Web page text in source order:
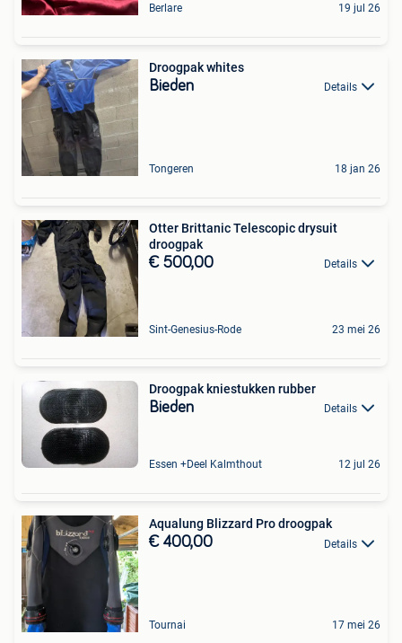
Berlare 19 jul 26
Droogpak whites
Bieden Details
Tongeren 18 jan 26
Otter Brittanic Telescopic drysuit
droogpak
€ 500,00 Details
Sint-Genesius-Rode 23 mei 26
Droogpak kniestukken rubber
Bieden Details
Essen +Deel Kalmthout 12 jul 26
Aqualung Blizzard Pro droogpak
€ 400,00 Details
Tournai 17 mei 26